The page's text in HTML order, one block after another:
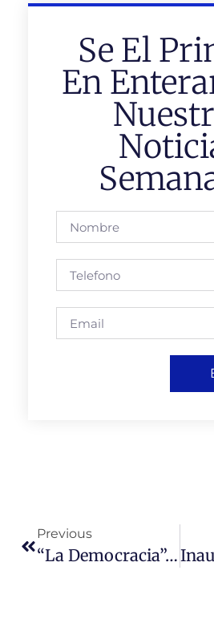
Se El
En
Previous
“La Democracia”, Legado Permanente De Oswaldo Payá Sardiñas En Encuentro 2024 De La Universidad Miguel De Cervantes